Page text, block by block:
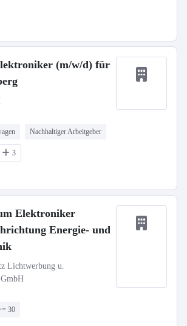
(m/w/d) für
Nachhaltiger Arbeitgeber
3
Elektroniker
Energie- und
Lichtwerbung u.
30